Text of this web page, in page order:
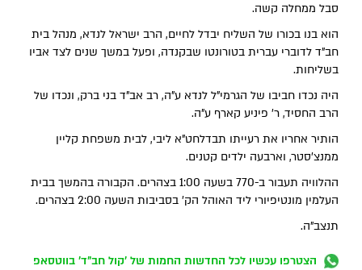
סבל ממחלה קשה.
הוא בנו בכורו של השליח יבדל לחיים, הרב ישראל לנדא, מנהל בית
חב"ד לדוברי עברית בטורונטו שבקנדה, ופעל במשך שנים לצד אביו
בשליחות.
היה נכדו חביבו של הגרמי"ל לנדא ע"ה, רב אב"ד בני ברק, ונכדו של
הרב החסיד, ר' פיניע קארף ע"ה.
הותיר אחריו את רעייתו תבדלחט"א ליבי, לבית משפחת קליין
ממנצ'סטר, וארבעה ילדים קטנים.
ההלוויה תעבור ב-770 בשעה 1:00 בצהרים. הקבורה בהמשך בבית
העלמין מונטיפיורי ליד האוהל הק' בסביבות השעה 2:00 בצהרים.
תנצב"ה.
הצטרפו עכשיו לכל החדשות החמות של 'קול חב"ד' בווטסאפ